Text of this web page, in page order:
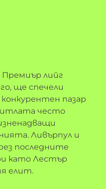
Премиър лийг
ще спечели
пазар
често
Ливърпул и
последните
като Лестър
елит.